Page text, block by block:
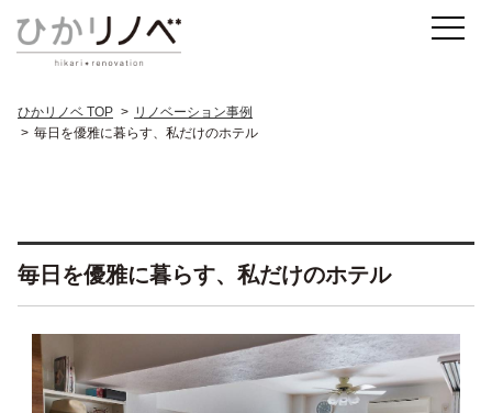
ひかリノベ TOP
リノベーション事例
毎日を優雅に暮らす、私だけのホテル
毎日を優雅に暮らす、私だけのホテル